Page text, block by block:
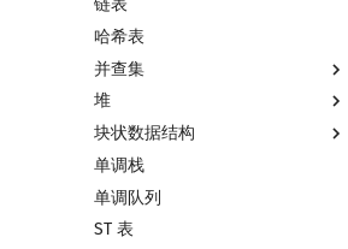
链表
哈希表
并查集
并查集
并查集复杂度
堆
堆简介
二叉堆
配对堆
左偏树
块状数据结构
分块思想
块状数组
块状链表
单调栈
单调队列
ST 表